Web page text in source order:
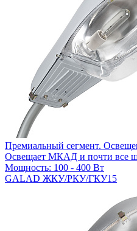
Премиальный сегмент.
Освещает МКАД и почти все
Мощность: 100 - 400 Вт
GALAD ЖКУ/РКУ/ГКУ15